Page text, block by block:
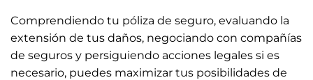
Comprendiendo tu póliza de seguro, evaluando la
extensión de tus daños, negociando con compañías
de seguros y persiguiendo acciones legales si es
necesario, puedes maximizar tus posibilidades de